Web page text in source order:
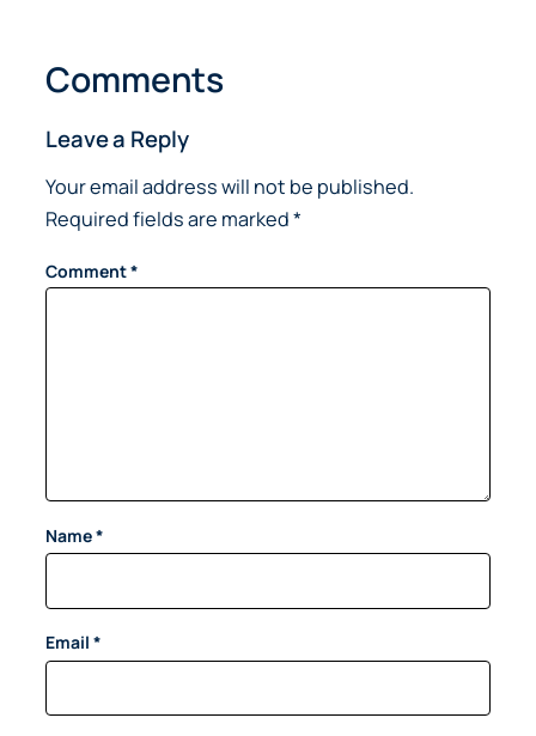
Comments
Leave a Reply
Your email address will not be published.
Required fields are marked*
Comment*
Name*
Email *